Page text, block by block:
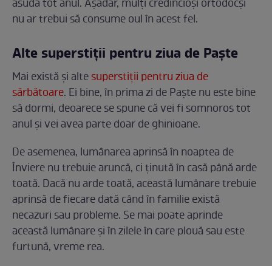
asuda tot anul. Așadar, mulți credincioși ortodocși
nu ar trebui să consume oul în acest fel.
Alte superstiții pentru ziua de Paște
Mai există și altesuperstiții pentru ziua de
sărbătoare. Ei bine, în prima zi de Paște nu este bine
să dormi, deoarece se spune că vei fi somnoros tot
anul și vei avea parte doar de ghinioane.
De asemenea, lumânarea aprinsă în noaptea de
Înviere nu trebuie aruncă, ci ținută în casă până arde
toată. Dacă nu arde toată, această lumânare trebuie
aprinsă de fiecare dată când în familie există
necazuri sau probleme. Se mai poate aprinde
această lumânare și în zilele în care plouă sau este
furtună, vreme rea.